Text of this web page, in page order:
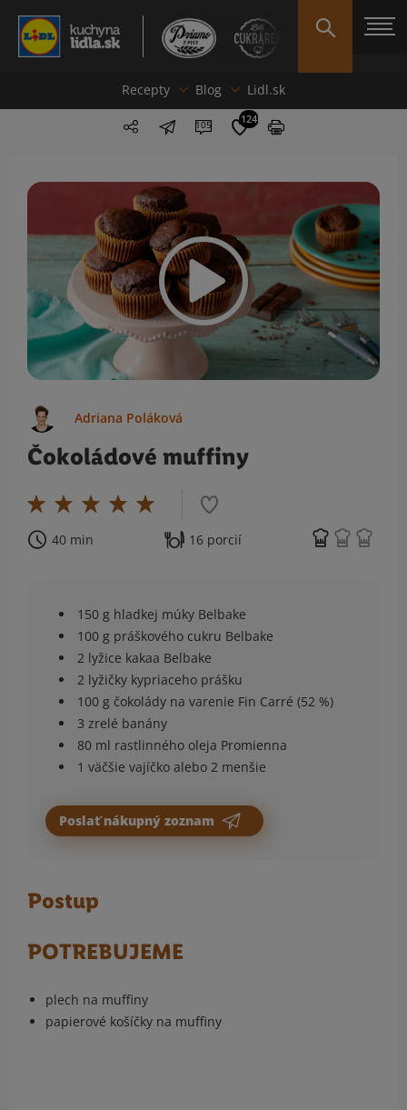
Recepty Blog Lidl.sk
105 124
Adriana Poláková
Čokoládové muffiny
40 min 16 porcií
150 g hladkej múky Belbake
100 g práškového cukru Belbake
2 lyžice kakaa Belbake
2 lyžičky kypriaceho prášku
100 g čokolády na varenie Fin Carré (52 %)
3 zrelé banány
80 ml rastlinného oleja Promienna
1 väčšie vajíčko alebo 2 menšie
Poslať nákupný zoznam
Postup
POTREBUJEME
plech na muffiny
papierové košíčky na muffiny